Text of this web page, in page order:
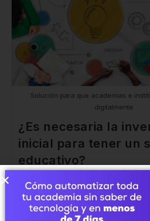
Solución para que academias e
digitalmente
¿Es necesaria la
inicial para tener un
educativo?
E-Learning / Gesti / Gestión
comercial / Gestión educativa
5 minutos de lectura